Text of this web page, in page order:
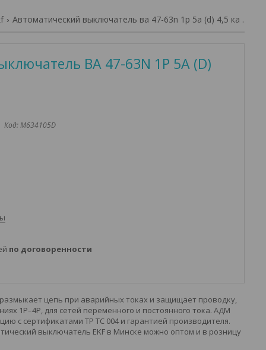
Автоматический выключатель ва 47-63n 1p 5а (d) 4,5 ка proxima ekf
ВА 47-63N 1P 5А (D)
Код:M634105D
по договоренности
цепь при аварийных токах и защищает проводку,
1P–4P, для сетей переменного и постоянного тока. АДМ
с сертификатами ТР ТС 004 и гарантией производителя.
выключатель EKF в Минске можно оптом и в розницу